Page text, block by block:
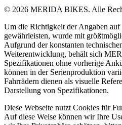
© 2026 MERIDA BIKES. Alle
Um die Richtigkeit der Angaben auf
gewährleisten, wurde mit
Aufgrund der konstanten
Weiterentwicklung, behält sich
Spezifikationen ohne vorherige
können in der Serienproduktion
Fahrrädern dienen als visuelle
Darstellung von Spezifikationen.
Diese Webseite nutzt Cookies für
Auf diese Weise können wir Ihre